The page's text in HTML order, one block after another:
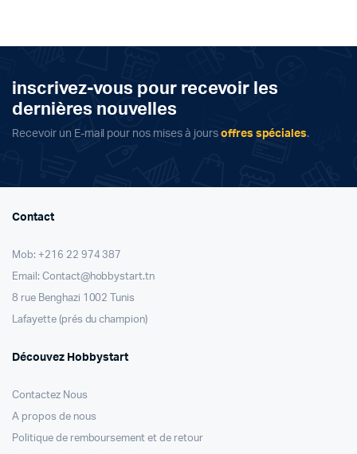
inscrivez-vous pour recevoir les
dernières nouvelles
Recevoir un E-mail pour nos mises à jours offres spéciales.
Contact
Mob: +216 22 974 387
Email: Contact@hobbystart.tn
8 rue Benghazi 1002 Tunis
Lafayette (prés du champion)
Découvez Hobbystart
Contactez Nous
A propos de nous
Politique de remboursement et de retour